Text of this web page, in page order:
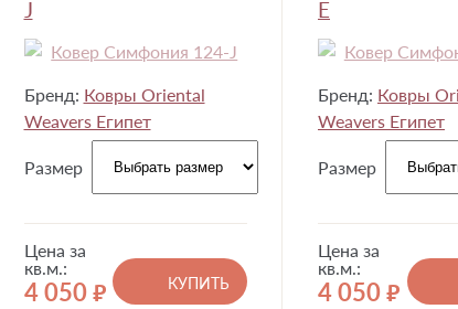
J
Бренд: Ковры Oriental
Weavers Египет
Размер
Цена за
кв.м.:
4 050 руб.
КУПИТЬ
E
Бренд: Ковры
Weavers Египет
Размер
Цена за
кв.м.:
4 050 руб.